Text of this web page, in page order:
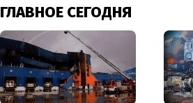
ГЛАВНОЕ СЕГОДНЯ